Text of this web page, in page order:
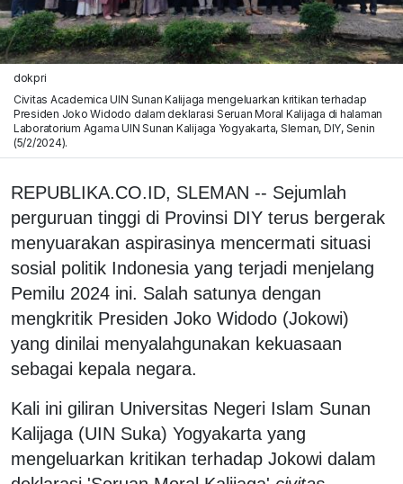
dokpri
Civitas Academica UIN Sunan Kalijaga mengeluarkan kritikan terhadap
Presiden Joko Widodo dalam deklarasi Seruan Moral Kalijaga di halaman
Laboratorium Agama UIN Sunan Kalijaga Yogyakarta, Sleman, DIY, Senin
(5/2/2024).
REPUBLIKA.CO.ID, SLEMAN -- Sejumlah
perguruan tinggi di Provinsi DIY terus bergerak
menyuarakan aspirasinya mencermati situasi
sosial politik Indonesia yang terjadi menjelang
Pemilu 2024 ini. Salah satunya dengan
mengkritik Presiden Joko Widodo (Jokowi)
yang dinilai menyalahgunakan kekuasaan
sebagai kepala negara.
Kali ini giliran Universitas Negeri Islam Sunan
Kalijaga (UIN Suka) Yogyakarta yang
mengeluarkan kritikan terhadap Jokowi dalam